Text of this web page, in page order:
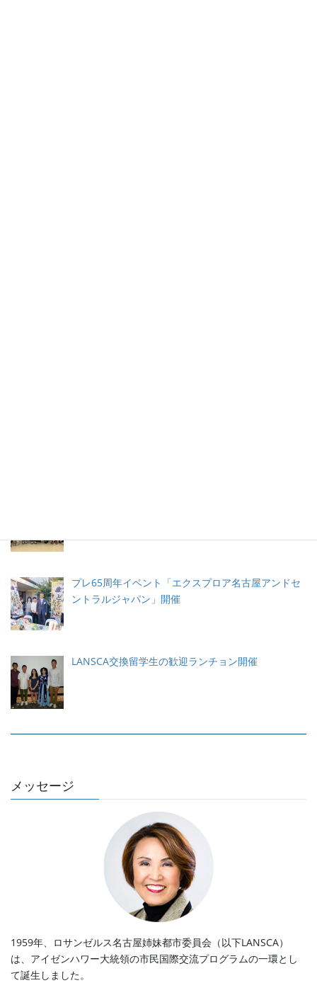
プレ65周年イベント「エクスプロア名古屋アンドセ
ントラルジャパン」開催
LANSCA交換留学生の歓迎ランチョン開催
メッセージ
1959年、ロサンゼルス名古屋姉妹都市委員会（以下LANSCA）
は、アイゼンハワー大統領の市民国際交流プログラムの一環とし
て誕生しました。